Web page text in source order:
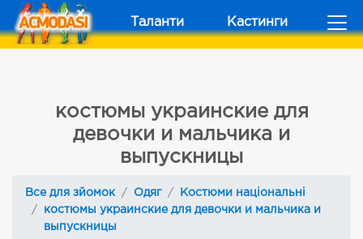
Таланти Кастинги
костюмы украинские для
девочки и мальчика и
выпускницы
Все для зйомок Одяг
Костюми національні
костюмы украинские для девочки и мальчика и
выпускницы